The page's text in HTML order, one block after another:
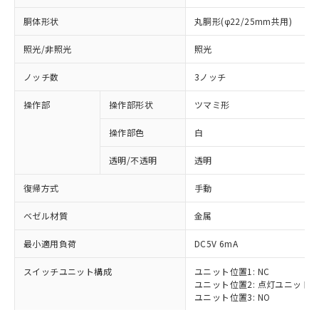
胴体形状 丸胴形(φ22/25mm共用)
照光/非照光 照光
ノッチ数 3ノッチ
操作部 操作部形状 ツマミ形
操作部色 白
透明/不透明 透明
復帰方式 手動
ベゼル材質 金属
最小適用負荷 DC5V 6mA
スイッチユニット構成
ユニット位置1: NC
ユニット位置2: 点灯ユニット
ユニット位置3: NO